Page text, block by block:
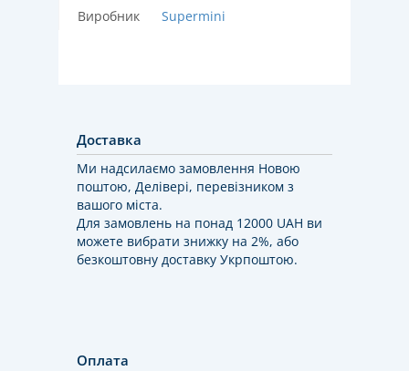
Виробник
Supermini
Доставка
Ми надсилаємо замовлення Новою
поштою, Делівері, перевізником з
вашого міста.
Для замовлень на понад 12000 UAH ви
можете вибрати знижку на 2%, або
безкоштовну доставку Укрпоштою.
Оплата